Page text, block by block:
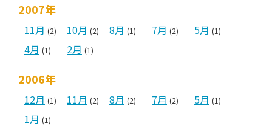
2007年
11月 (2) 10月 (2) 8月 (1) 7月 (2) 5月 (1)
4月 (1) 2月 (1)
2006年
12月 (1) 11月 (2) 8月 (2) 7月 (2) 5月 (1)
1月 (1)